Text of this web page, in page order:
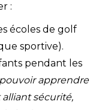
:
écoles de golf
sportive).
pendant les
apprendre
sécurité,